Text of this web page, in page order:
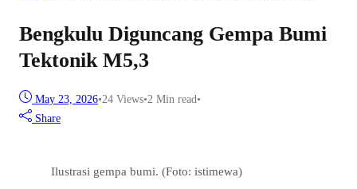
Bengkulu Diguncang Gempa Bumi
Tektonik M5,3
May 23, 2026•24 Views•2 Min read•
Share
Ilustrasi gempa bumi. (Foto: istimewa)